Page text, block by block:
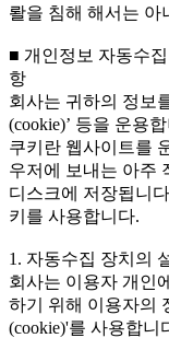
뢀을 침해 해서는 아
■ 개인정보 자동수
항
회사는 귀하의 정보
(cookie)’ 등을 운용
쿠키란 웹사이트를
우저에 보내는 아주
디스크에 저장됩니
키를 사용합니다.
1. 자동수집 장치의
회사는 이용자 개인
하기 위해 이용자의
(cookie)'를 사용합니